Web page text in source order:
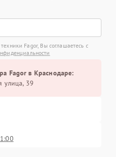
Fagor, Вы соглашаетесь с
Fagor в Краснодаре:
улица, 39